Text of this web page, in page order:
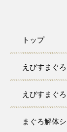
トップ
えびすまぐろ
えびすまぐ
まぐろ解体
さんりつ